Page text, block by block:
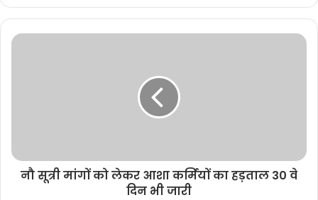
b
s
e
नौ सूत्री मांगों को लेकर आशा कर्मियों का हड़ताल 30 वे
दिन भी जारी